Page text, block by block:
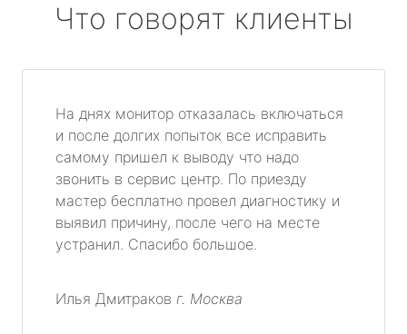
Что говорят клиенты
На днях монитор отказалась включаться
и после долгих попыток все исправить
самому пришел к выводу что надо
звонить в сервис центр. По приезду
мастер бесплатно провел диагностику и
выявил причину, после чего на месте
устранил. Спасибо большое.
Илья Дмитраков г. Москва